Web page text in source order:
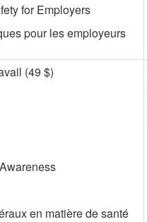
for Employers
pour les employeurs
(49 $)
en matière de santé